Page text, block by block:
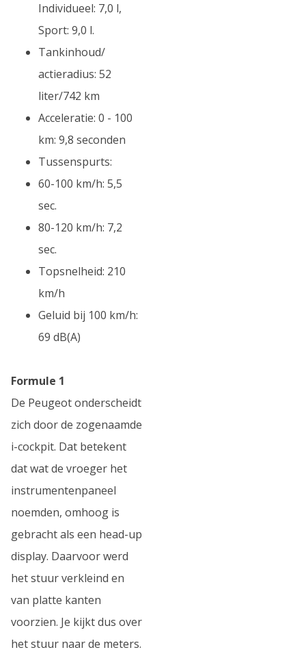
Individueel: 7,0 l,
Sport: 9,0 l.
Tankinhoud/
actieradius: 52
liter/742 km
Acceleratie: 0 - 100
km: 9,8 seconden
Tussenspurts:
60-100 km/h: 5,5
sec.
80-120 km/h: 7,2
sec.
Topsnelheid: 210
km/h
Geluid bij 100 km/h:
69 dB(A)
Formule 1
De Peugeot onderscheidt
zich door de zogenaamde
i-cockpit. Dat betekent
dat wat de vroeger het
instrumentenpaneel
noemden, omhoog is
gebracht als een head-up
display. Daarvoor werd
het stuur verkleind en
van platte kanten
voorzien. Je kijkt dus over
het stuur naar de meters.